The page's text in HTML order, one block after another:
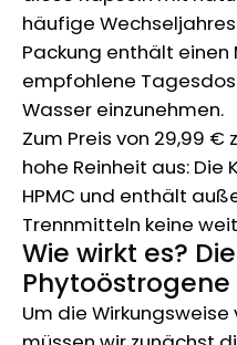
häufige
Packung enthält einen
empfohlene
Wasser einzunehmen.
Zum Preis von 29,99 €
hohe Reinheit aus:
HPMC und enthält
Trennmitteln keine
Wie wirkt es?
Phytoöstrogene
Um die